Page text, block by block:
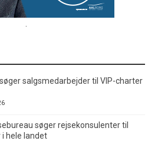
salgsmedarbejder til VIP-charter
søger rejsekonsulenter til
hele landet